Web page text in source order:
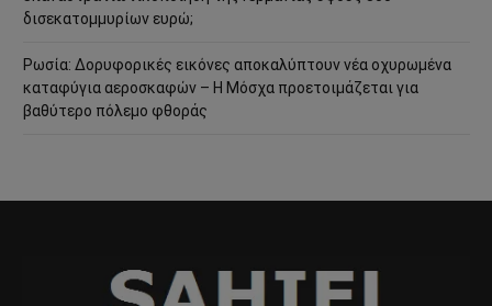
δισεκατομμυρίων ευρώ;
Ρωσία: Δορυφορικές εικόνες αποκαλύπτουν νέα οχυρωμένα
καταφύγια αεροσκαφών – Η Μόσχα προετοιμάζεται για
βαθύτερο πόλεμο φθοράς